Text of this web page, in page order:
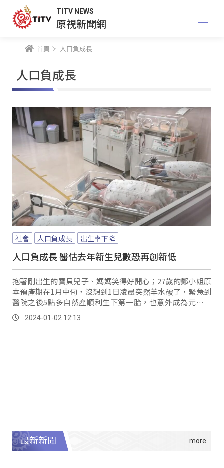
TITV NEWS
原視新聞網
首頁 人口負成長
人口負成長
社會 人口負成長 出生率下降
人口負成長 醫估去年新生兒數恐再創新低
抱著剛出生的寶貝兒子、媽媽笑得好開心；27歲的鄭小姐原
本預產期在1月中旬，沒想到1日凌晨突然羊水破了，緊急到
醫院之後5點多自然產順利生下第一胎，也意外成為元旦寶
寶。2024-01-02 12:13
最新新聞